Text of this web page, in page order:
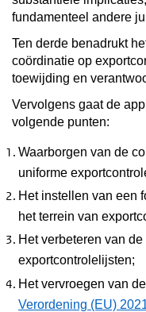
fundamenteel andere
Ten derde benadrukt
coördinatie op
toewijding en
Vervolgens gaat de
volgende punten:
Waarborgen van de
uniforme
Het instellen van een
het terrein van
Het verbeteren van
exportcontrolelijsten;
Het vervroegen van
Verordening (EU)